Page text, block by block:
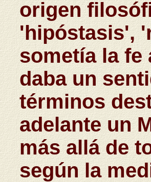
origen
'hipóstasis',
sometía la fe
daba un
términos
adelante un
más allá de
según la